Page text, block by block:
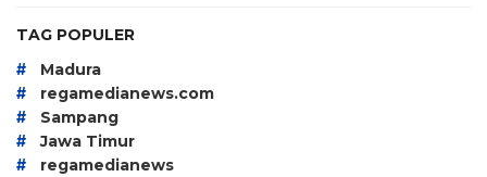
TAG POPULER
# Madura
# regamedianews.com
# Sampang
# Jawa Timur
# regamedianews